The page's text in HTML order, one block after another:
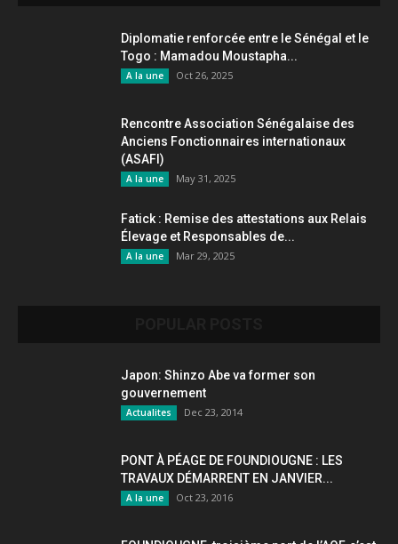
Diplomatie renforcée entre le Sénégal et le
Togo : Mamadou Moustapha...
A la une Oct 26, 2025
Rencontre Association Sénégalaise des
Anciens Fonctionnaires internationaux
(ASAFI)
A la une May 31, 2025
Fatick : Remise des attestations aux Relais
Élevage et Responsables de...
A la une Mar 29, 2025
Japon: Shinzo Abe va former son
gouvernement
Actualites Dec 23, 2014
PONT À PÉAGE DE FOUNDIOUGNE : LES
TRAVAUX DÉMARRENT EN JANVIER...
A la une Oct 23, 2016